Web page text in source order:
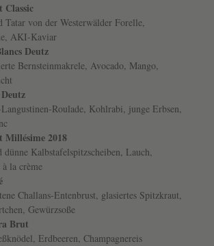
Classic
Tatar von der Westerwälder Forelle,
AKI-Kaviar
Deutz
Bernsteinmakrele, Avocado, Mango,
Langustinen-Roulade, Kohlrabi, junge Erbsen,
Millésime 2018
dünne Kalbstafelspitzscheiben, Lauch,
la crème
Challans-Entenbrust, glasiertes Spitzkraut,
Gewürzsoße
Brut
Erdbeeren, Champagnereis